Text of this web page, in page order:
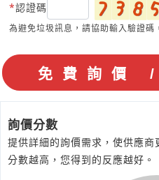
認證碼
為避免垃圾訊息，請協助輸入驗證碼
詢價分數
提供詳細的詢價需求，使供應商
分數越高，您得到的反應越好。